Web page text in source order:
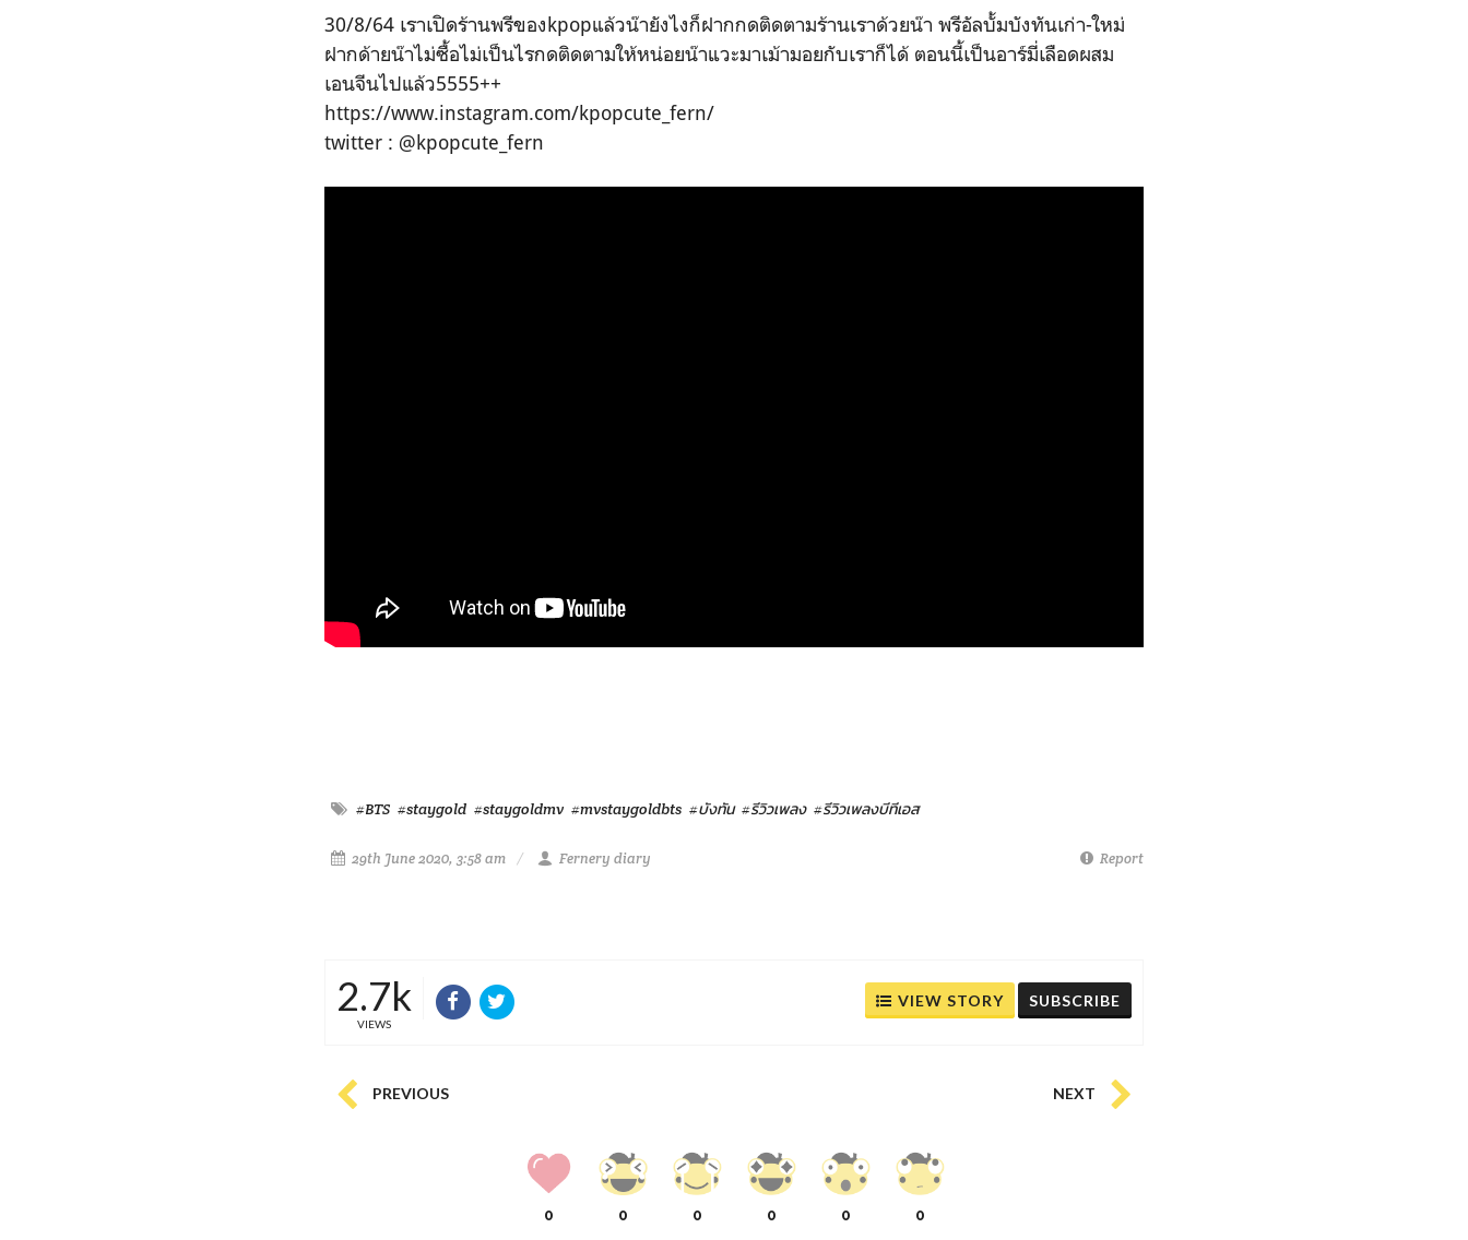
30/8/64 เราเปิดร้านพรีของkpopแล้วน๊ายังไงก็ฝากกดติดตามร้านเราด้วยน๊า พรีอัลบั้มบังทันเก่า-ใหม่
ฝากด้ายน๊าไม่ซื้อไม่เป็นไรกดติดตามให้หน่อยน๊าแวะมาเม้ามอยกับเราก็ได้ ตอนนี้เป็นอาร์มี่เลือดผสม
เอนจีนไปแล้ว5555++
https://www.instagram.com/kpopcute_fern/
twitter : @kpopcute_fern
#BTS #staygold #staygoldmv #mvstaygoldbts #บังทัน #รีวิวเพลง #รีวิวเพลงบีทีเอส
29th June 2020, 3:58 am Fernery diary Report
2.7k
VIEWS
VIEW STORY SUBSCRIBE
PREVIOUS NEXT
0 0 0 0 0 0